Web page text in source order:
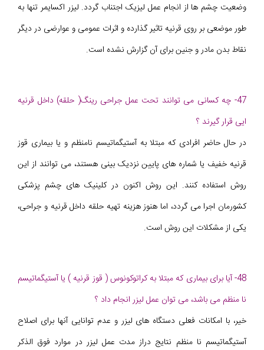
وضعیت چشم ها از انجام عمل لیزیک اجتناب گردد. لیزر اکسایمر تنها به
طور موضعی بر روی قرنیه تاثیر گذارده و اثرات عمومی و عوارضی در دیگر
نقاط بدن مادر و جنین برای آن گزارش نشده است.
47- چه کسانی می توانند تحت عمل جراحی رینگ( حلقه) داخل قرنیه
ایی قرار گیرند ؟
در حال حاضر افرادی که مبتلا به آستیگماتیسم نامنظم و یا بیماری قوز
قرنیه خفیف یا شماره های پایین نزدیک بینی هستند، می توانند از این
روش استفاده کنند. این روش اکنون در کلینیک های چشم پزشکی
کشورمان اجرا می گردد، اما هنوز هزینه تهیه حلقه داخل قرنیه و جراحی،
یکی از مشکلات این روش است.
48- آیا برای بیماری که مبتلا به کراتوکونوس ( قوز قرنیه ) یا آستیگماتیسم
نا منظم می باشد، می توان عمل لیزر انجام داد ؟
خیر، با امکانات فعلی دستگاه های لیزر و عدم توانایی آنها برای اصلاح
آستیگماتیسم نا منظم نتایج دراز مدت عمل لیزر در موارد فوق الذکر